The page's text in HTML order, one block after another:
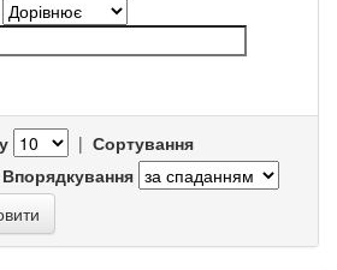
| Сортування
Впорядкування